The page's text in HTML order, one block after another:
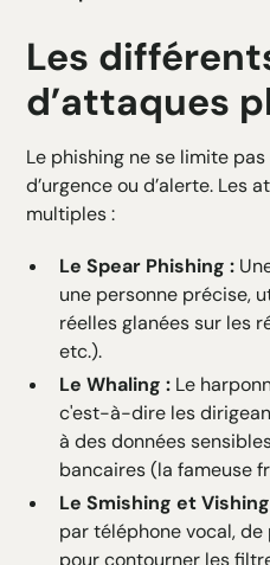
Les
d’attaques
Le phishing ne se limite
d’urgence ou d’alerte. Les
multiples :
Le Spear Phishing :
une personne précise,
réelles glanées sur les
etc.).
Le Whaling : Le
c'est-à-dire les
à des données
bancaires (la fameuse
Le Smishing et
par téléphone vocal,
pour contourner les